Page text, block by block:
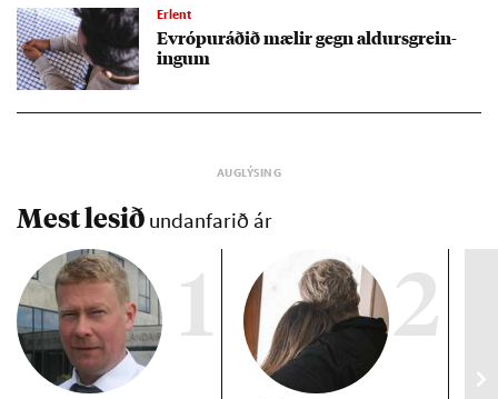
Erlent
Evr­ópu­ráð­ið mæl­ir gegn ald­urs­grein­
ing­um
Mest lesið undanfarið ár
1 2